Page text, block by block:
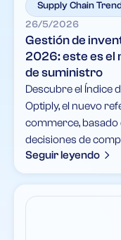
Supply Chain
26/5/2026
Gestión de
2026: este es el
de suministro
Descubre el Índice
Optiply, el nuevo
commerce, basado
decisiones de
Seguir leyendo